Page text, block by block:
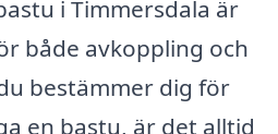
i Timmersdala är
både avkoppling och
bestämmer dig för
en bastu, är det alltid